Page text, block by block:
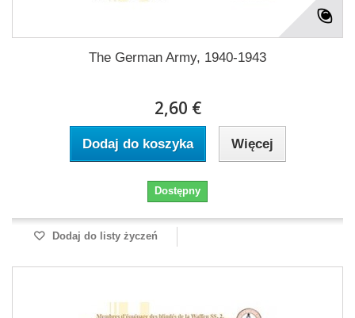
The German Army, 1940-1943
2,60 €
Dodaj do koszyka Więcej
Dostępny
Dodaj do listy życzeń